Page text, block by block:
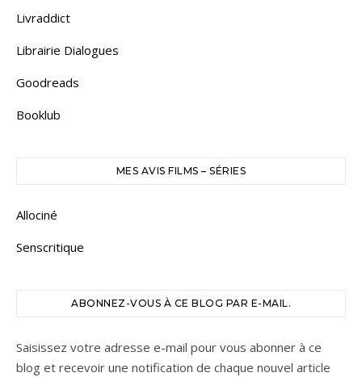
Livraddict
Librairie Dialogues
Goodreads
Booklub
MES AVIS FILMS – SÉRIES
Allociné
Senscritique
ABONNEZ-VOUS À CE BLOG PAR E-MAIL.
Saisissez votre adresse e-mail pour vous abonner à ce
blog et recevoir une notification de chaque nouvel article